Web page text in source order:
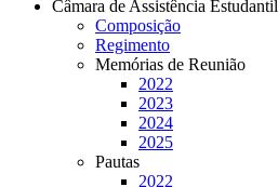
Câmara de Assistência Estudantil
Composição
Regimento
Memórias de Reunião
2022
2023
2024
2025
Pautas
2022